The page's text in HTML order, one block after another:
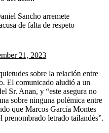
Sancho arremete
de falta de respeto
21, 2023
sobre la relación entre
El comunicado aludió a un
Sr. Anan, y “este asegura no
sobre ninguna polémica entre
que Marcos García Montes
prenombrado letrado tailandés”.